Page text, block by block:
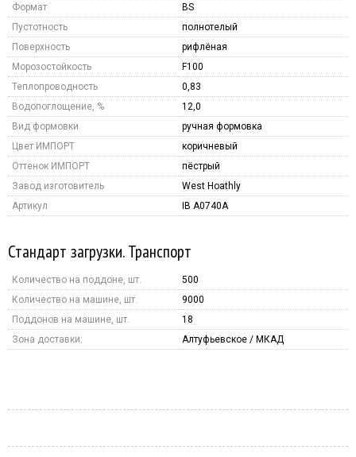
Формат
BS
Пустотность
полнотелый
Поверхность
рифлёная
Морозостойкость
F100
Теплопроводность
0,83
Водопоглощение, %
12,0
Вид формовки
ручная формовка
Цвет ИМПОРТ
коричневый
Оттенок ИМПОРТ
пёстрый
Завод изготовитель
West Hoathly
Артикул
IB A0740A
Стандарт загрузки. Транспорт
Количество на поддоне, шт.
500
Количество на машине, шт.
9000
Поддонов на машине, шт.
18
Зона доставки:
Алтуфьевское / МКАД